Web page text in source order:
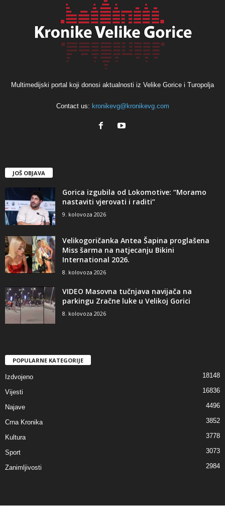
Multimedijski portal koji donosi aktualnosti iz Velike Gorice i Turopolja
Contact us: kronikevg@kronikevg.com
JOŠ OBJAVA
Gorica izgubila od Lokomotive: “Moramo
nastaviti vjerovati i raditi”
9. kolovoza 2026
Velikogoričanka Antea Šapina proglašena
Miss šarma na natjecanju Bikini
International 2026.
8. kolovoza 2026
VIDEO Masovna tučnjava navijača na
parkingu Zračne luke u Velikoj Gorici
8. kolovoza 2026
POPULARNE KATEGORIJE
Izdvojeno 18148
Vijesti 16836
Najave 4496
Crna Kronika 3852
Kultura 3778
Sport 3073
Zanimljivosti 2984